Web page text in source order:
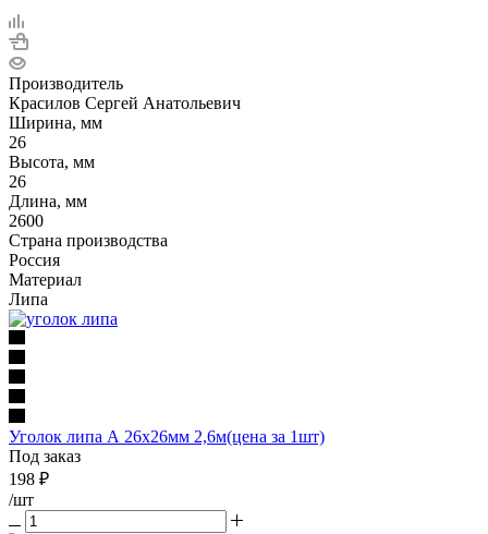
Производитель
Красилов Сергей Анатольевич
Ширина, мм
26
Высота, мм
26
Длина, мм
2600
Страна производства
Россия
Материал
Липа
Уголок липа А 26х26мм 2,6м(цена за 1шт)
Под заказ
198 ₽
/шт